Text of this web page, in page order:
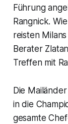
Führung
Rangnick.
reisten
Berater
Treffen mit
Die
in die
gesamte